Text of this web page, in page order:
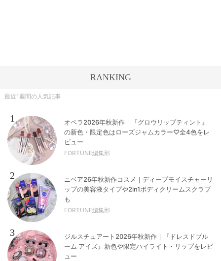
RANKING
最近1週間の人気記事
1
オペラ2026年秋新作｜『グロウリップティント』
の新色・限定色はローズジャムカラー♡全4色をレ
ビュー
FORTUNE編集部
2
ニベア26年秋新作コスメ｜ディープモイスチャーリ
ップの美容液タイプや2in1ボディクリームスクラブ
も
FORTUNE編集部
3
ジルスチュアート2026年秋新作｜『ドレスドブル
ーム アイズ』新色や限定ハイライト・リップをレビ
ュー